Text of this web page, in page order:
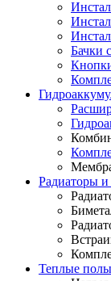
Бачки
Радиаторы и
Теплые полы